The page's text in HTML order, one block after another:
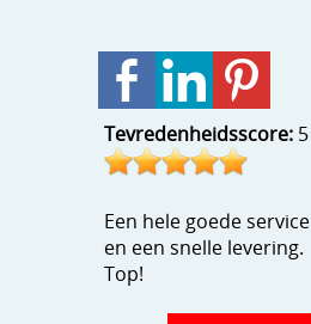
Tevredenheidsscore: 5
Een hele goede service
en een snelle levering.
Top!